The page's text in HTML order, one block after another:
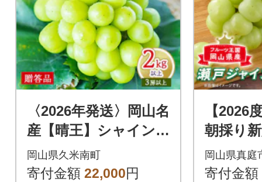
〈2026年発送〉岡山名
産【晴王】シャイン
マスカット2kg以上(3
房以上)【贈答品】久
岡山県久米南町
寄付金額 22,000円
【
朝採り
う瀬戸
房
岡山県真庭
寄付金額